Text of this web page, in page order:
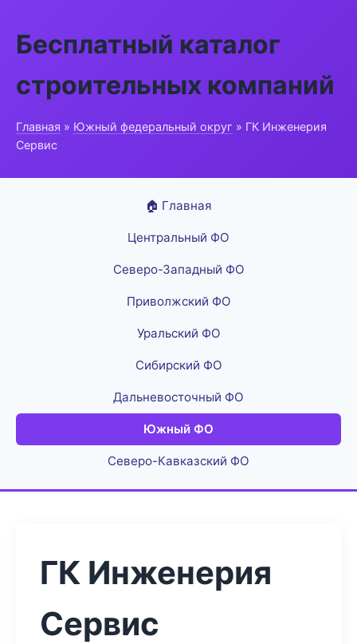
Бесплатный каталог
строительных компаний
Главная » Южный федеральный округ » ГК Инженерия
Сервис
🏠 Главная
Центральный ФО
Северо-Западный ФО
Приволжский ФО
Уральский ФО
Сибирский ФО
Дальневосточный ФО
Южный ФО
Северо-Кавказский ФО
ГК Инженерия
Сервис